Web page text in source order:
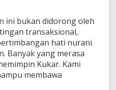
ini bukan didorong oleh
transaksional,
hati nurani.
Banyak yang merasa
Kukar. Kami
membawa